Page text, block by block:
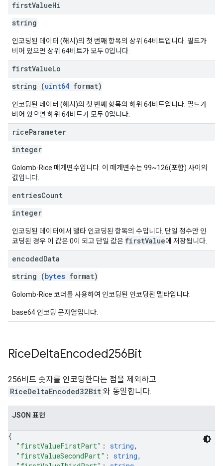
firstValueHi
string
인코딩된 데이터 (해시)의 첫 번째 항목의 상위 64비트입니다. 필드가
비어 있으면 상위 64비트가 모두 0입니다.
firstValueLo
string (uint64 format)
인코딩된 데이터 (해시)의 첫 번째 항목의 하위 64비트입니다. 필드가
비어 있으면 하위 64비트가 모두 0입니다.
riceParameter
integer
Golomb-Rice 매개변수입니다. 이 매개변수는 99~126(포함) 사이의
값입니다.
entriesCount
integer
인코딩된 데이터에서 델타 인코딩된 항목의 수입니다. 단일 정수만 인
코딩된 경우 이 값은 0이 되고 단일 값은 firstValue에 저장됩니다.
encodedData
string (bytes format)
Golomb-Rice 코더를 사용하여 인코딩된 인코딩된 델타입니다.
base64 인코딩 문자열입니다.
RiceDeltaEncoded256Bit
256비트 숫자를 인코딩한다는 점을 제외하고
RiceDeltaEncoded32Bit 와 동일합니다.
JSON 표현
{
"firstValueFirstPart" : string,
"firstValueSecondPart" : string,